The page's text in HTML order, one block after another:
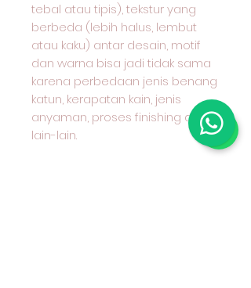
tebal atau tipis), tekstur yang
berbeda (lebih halus, lembut
atau kaku) antar desain, motif
dan warna bisa jadi tidak sama
karena perbedaan jenis benang
katun, kerapatan kain, jenis
anyaman, proses finishing dan
lain-lain.